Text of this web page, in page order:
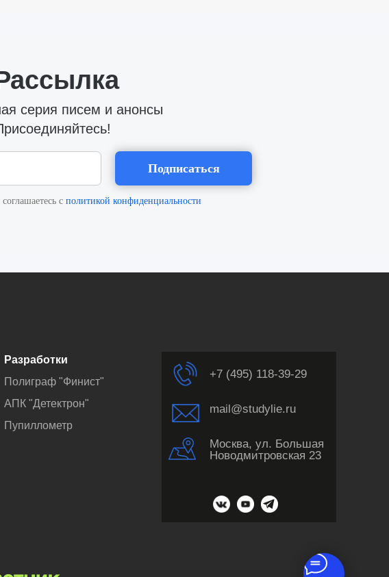
серия писем и анонсы
Подписаться
с политикой конфиденциальности
Разработки
Полиграф "Финист"
АПК "Детектрон"
Пупиллометр
+7 (495) 118-39-29
mail@studylie.ru
Москва, ул. Большая
Новодмитровская 23